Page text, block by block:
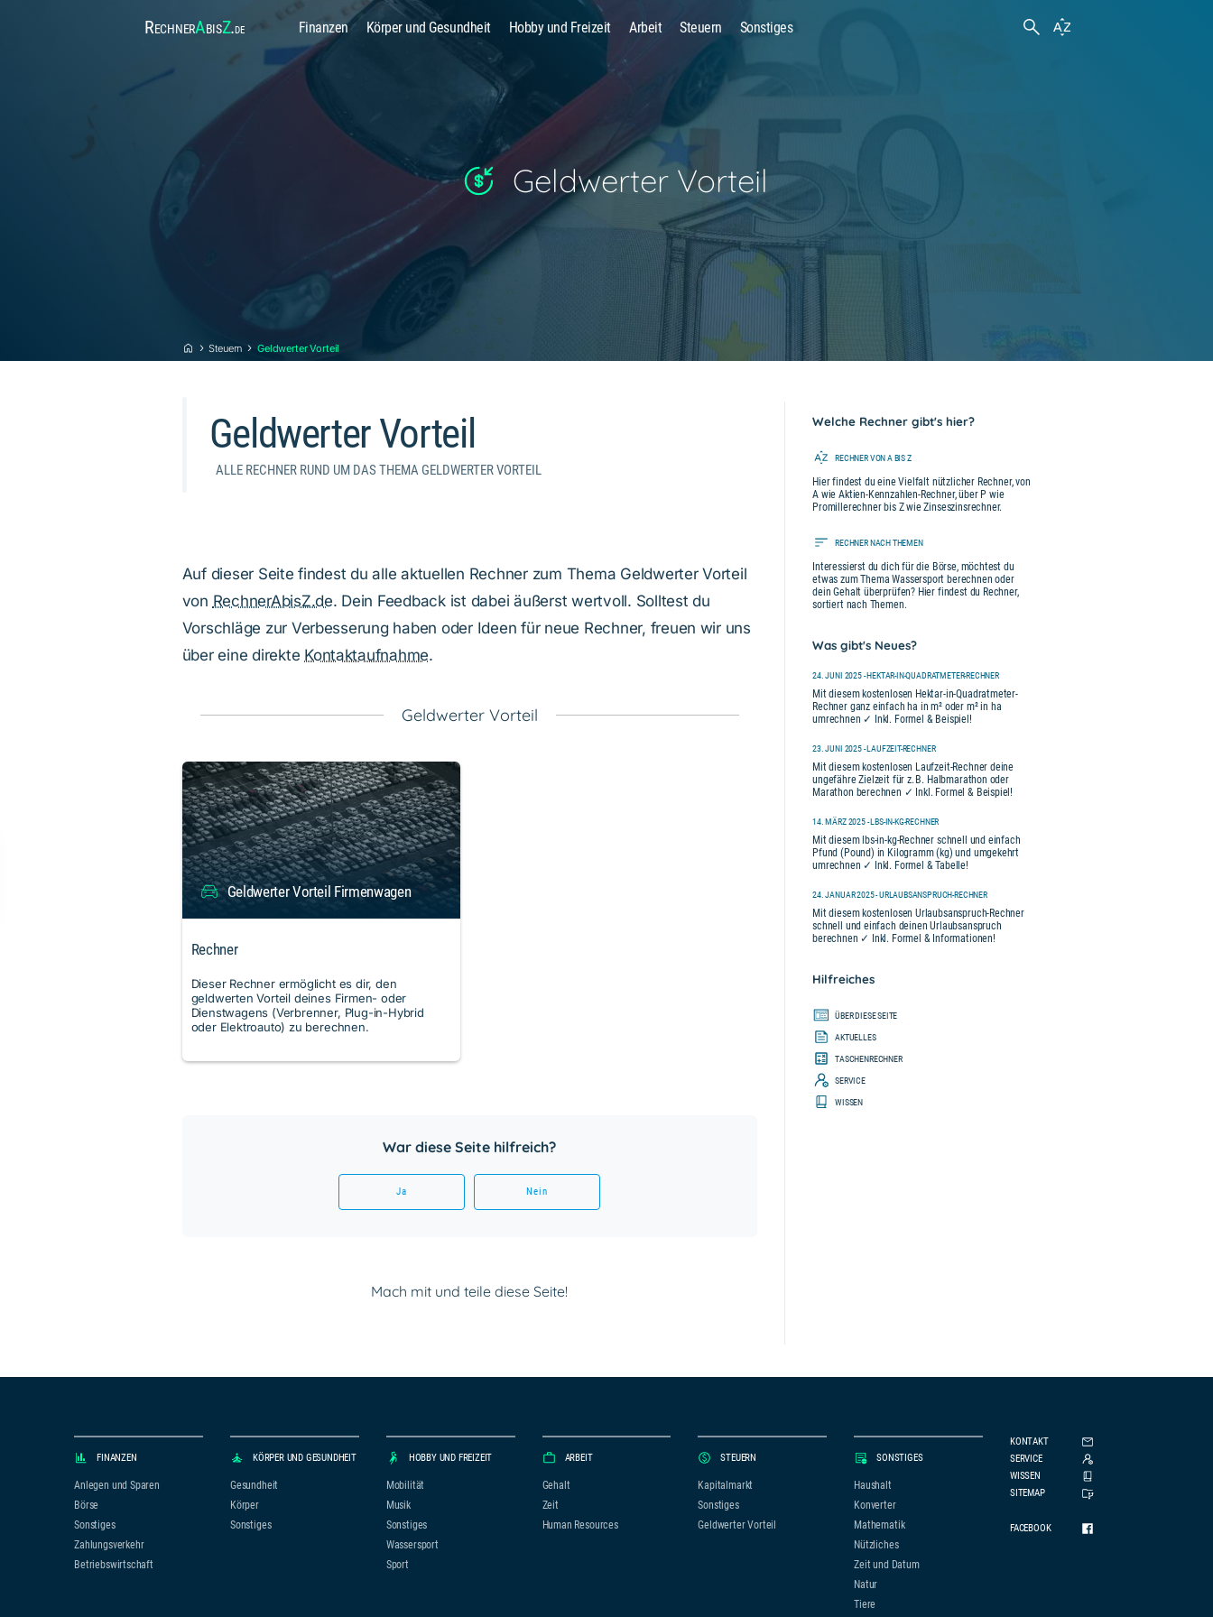
RechnerAbisZ.de Finanzen Körper und Gesundheit Hobby und Freizeit Arbeit Steuern Sonstiges
Suche
Steuern Geldwerter Vorteil
Geldwerter Vorteil
Geldwerter Vorteil
ALLE RECHNER RUND UM DAS THEMA GELDWERTER VORTEIL
Auf dieser Seite findest du alle aktuellen Rechner zum Thema Geldwerter Vorteil
von RechnerAbisZ.de. Dein Feedback ist dabei äußerst wertvoll. Solltest du
Vorschläge zur Verbesserung haben oder Ideen für neue Rechner, freuen wir uns
über eine direkte Kontaktaufnahme.
Geldwerter Vorteil
Geldwerter Vorteil Firmenwagen
Rechner
Dieser Rechner ermöglicht es dir, den
geldwerten Vorteil deines Firmen- oder
Dienstwagens (Verbrenner, Plug-in-Hybrid
oder Elektroauto) zu berechnen.
War diese Seite hilfreich?
Ja Nein
Mach mit und teile diese Seite!
Welche Rechner gibt's hier?
RECHNER VON A BIS Z
Hier findest du eine Vielfalt nützlicher Rechner, von
A wie Aktien-Kennzahlen-Rechner, über P wie
Promillerechner bis Z wie Zinseszinsrechner.
RECHNER NACH THEMEN
Interessierst du dich für die Börse, möchtest du
etwas zum Thema Wassersport berechnen oder
dein Gehalt überprüfen? Hier findest du Rechner,
sortiert nach Themen.
Was gibt's Neues?
24. JUNI 2025 - HEKTAR-IN-QUADRATMETER-RECHNER
Mit diesem kostenlosen Hektar-in-Quadratmeter-
Rechner ganz einfach ha in m² oder m² in ha
umrechnen ✓ Inkl. Formel & Beispiel!
23. JUNI 2025 - LAUFZEIT-RECHNER
Mit diesem kostenlosen Laufzeit-Rechner deine
ungefähre Zielzeit für z. B. Halbmarathon oder
Marathon berechnen ✓ Inkl. Formel & Beispiel!
14. MÄRZ 2025 - LBS-IN-KG-RECHNER
Mit diesem lbs-in-kg-Rechner schnell und einfach
Pfund (Pound) in Kilogramm (kg) und umgekehrt
umrechnen ✓ Inkl. Formel & Tabelle!
24. JANUAR 2025 - URLAUBSANSPRUCH-RECHNER
Mit diesem kostenlosen Urlaubsanspruch-Rechner
schnell und einfach deinen Urlaubsanspruch
berechnen ✓ Inkl. Formel & Informationen!
Hilfreiches
ÜBER DIESE SEITE
AKTUELLES
TASCHENRECHNER
SERVICE
WISSEN
FINANZEN
Anlegen und Sparen
Börse
Sonstiges
Zahlungsverkehr
Betriebswirtschaft
KÖRPER UND GESUNDHEIT
Gesundheit
Körper
Sonstiges
HOBBY UND FREIZEIT
Mobilität
Musik
Sonstiges
Wassersport
Sport
ARBEIT
Gehalt
Zeit
Human Resources
STEUERN
Kapitalmarkt
Sonstiges
Geldwerter Vorteil
SONSTIGES
Haushalt
Konverter
Mathematik
Nützliches
Zeit und Datum
Natur
Tiere
KONTAKT
SERVICE
WISSEN
SITEMAP
FACEBOOK